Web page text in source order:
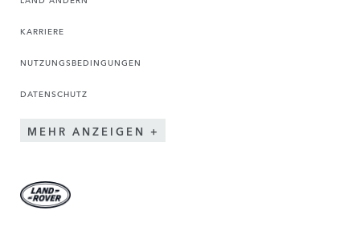
KARRIERE
NUTZUNGSBEDINGUNGEN
DATENSCHUTZ
MEHR ANZEIGEN